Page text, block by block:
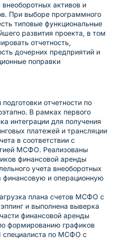
активов и
При выборе программного
типовые функциональные
развития проекта, в том
отчетность,
дочерних предприятий и
поправки
отчетности по
В рамках первого
интеграции для получения
платежей и трансляции
в соответствии с
МСФО. Реализованы
финансовой аренды
учета внеоборотных
финансовую и операционную
плана счетов МСФО с
и выполнена выверка
финансовой аренды
формированию графиков
по МСФО с